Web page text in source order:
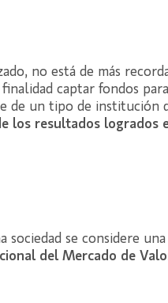
no está de más
captar fondos para
de un tipo de institución
los resultados logrados
se considere una
del Mercado de